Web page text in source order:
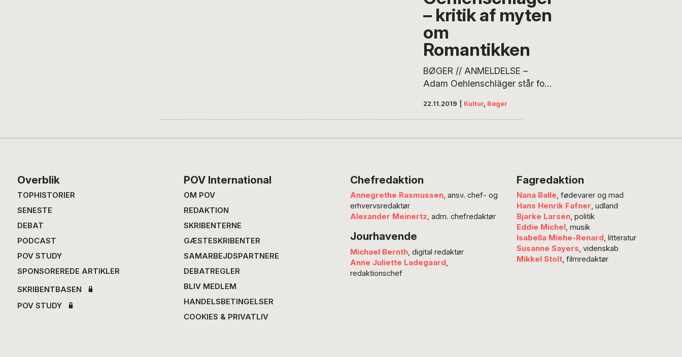
– kritik af myten
om
Romantikken
BØGER // ANMELDELSE –
Adam Oehlenschläger står for
indførte den besjælede
romantiske strømning i dansk
Mylius, der er ikke så lidt kritisk
overfor myten om romantikken.
Den uhyre flittige doktor i…
22.11.2019 Kultur, Bøger
Footer
Overblik
TOPHISTORIER
SENESTE
DEBAT
PODCAST
POV STUDY
SPONSOREREDE ARTIKLER
SKRIBENTBASEN
POV STUDY
POV International
OM POV
REDAKTION
SKRIBENTERNE
GÆSTESKRIBENTER
SAMARBEJDSPARTNERE
DEBATREGLER
BLIV MEDLEM
HANDELSBETINGELSER
COOKIES & PRIVATLIV
Chefredaktion
Annegrethe Rasmussen, ansv. chef- og
erhvervsredaktør
Alexander Meinertz, adm. chefredaktør
Jourhavende
Michael Bernth, digital redaktør
Anne Juliette Ladegaard ,
redaktionschef
Fagredaktion
Nana Balle, fødevarer og mad
Hans Henrik Fafner, udland
Bjarke Larsen, politik
Eddie Michel , musik
Isabella Miehe-Renard , litteratur
Susanne Sayers, videnskab
Mikkel Stolt, filmredaktør